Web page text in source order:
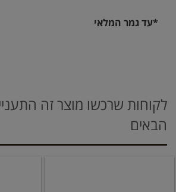
*עד גמר המלאי
לקוחות שרכשו מוצר זה
הבאים